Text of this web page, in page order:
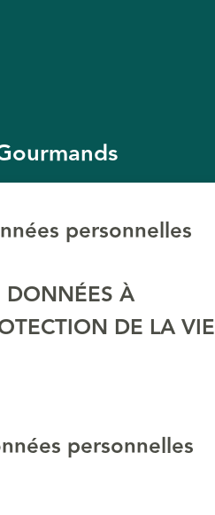
personnelles
DONNÉES À
DE LA VIE
personnelles